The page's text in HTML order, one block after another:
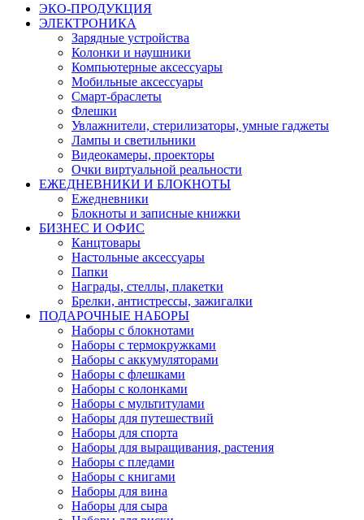
ЭКО-ПРОДУКЦИЯ
ЭЛЕКТРОНИКА
Зарядные устройства
Колонки и наушники
Компьютерные аксессуары
Мобильные аксессуары
Смарт-браслеты
Флешки
Увлажнители, стерилизаторы, умные гаджеты
Лампы и светильники
Видеокамеры, проекторы
Очки виртуальной реальности
ЕЖЕДНЕВНИКИ И БЛОКНОТЫ
Ежедневники
Блокноты и записные книжки
БИЗНЕС И ОФИС
Канцтовары
Настольные аксессуары
Папки
Награды, стеллы, плакетки
Брелки, антистрессы, зажигалки
ПОДАРОЧНЫЕ НАБОРЫ
Наборы с блокнотами
Наборы с термокружками
Наборы с аккумуляторами
Наборы с флешками
Наборы с колонками
Наборы с мультитулами
Наборы для путешествий
Наборы для спорта
Наборы для выращивания, растения
Наборы с пледами
Наборы с книгами
Наборы для вина
Наборы для сыра